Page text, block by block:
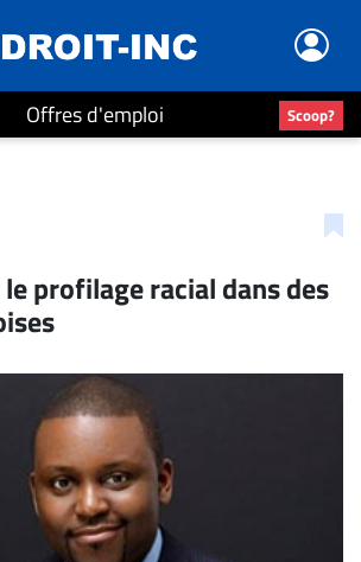
Offres d'emploi Scoop?
profilage racial dans des